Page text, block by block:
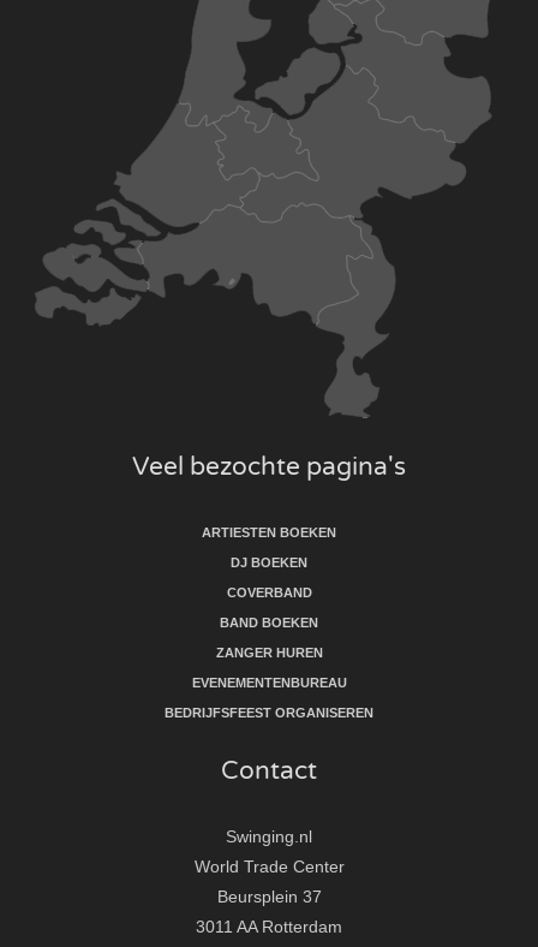
Veel bezochte pagina's
ARTIESTEN BOEKEN
DJ BOEKEN
COVERBAND
BAND BOEKEN
ZANGER HUREN
EVENEMENTENBUREAU
BEDRIJFSFEEST ORGANISEREN
Contact
Swinging.nl
World Trade Center
Beursplein 37
3011 AA Rotterdam